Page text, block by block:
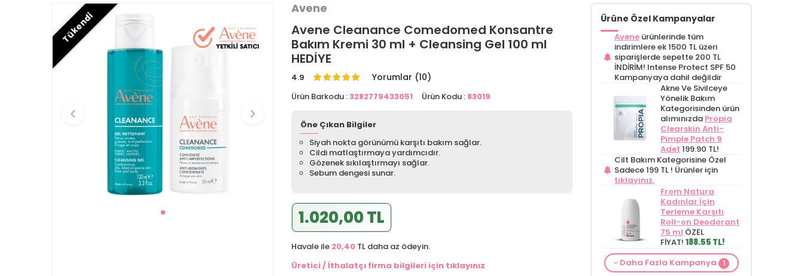
Tükendi
Avene
Avene Cleanance Comedomed Konsantre
Bakım Kremi 30 ml + Cleansing Gel 100 ml
HEDİYE
4.9 Yorumlar (10)
Ürün Barkodu :3282779433051 Ürün Kodu : 83019
Öne Çıkan Bilgiler
Siyah nokta görünümü karşıtı bakım sağlar.
Cildi matlaştırmaya yardımcıdır.
Gözenek sıkılaştırmayı sağlar.
Sebum dengesi sunar.
1.020,00 TL
Havale ile 20,40 TL daha az ödeyin.
Üretici / İthalatçı firma bilgileri için tıklayınız
Ürüne Özel Kampanyalar
Avene ürünlerinde tüm
indirimlere ek 1500 TL üzeri
siparişlerde sepette 200 TL
İNDİRİM! Intense Protect SPF 50
Kampanyaya dahil değildir
Akne Ve Sivilceye
Yönelik Bakım
Kategorisinden ürün
alımınızda Propia
Clearskin Anti-
Pimple Patch 9
Adet 199.90 TL!
Cilt Bakım Kategorisine Özel
Sadece 199 TL ! Ürünler için
tıklayınız.
From Natura
Kadınlar İçin
Terleme Karşıtı
Roll-on Deodorant
75 ml ÖZEL
FİYAT! 188.55 TL!
Cilt Bakım ürünü
siparişinizde
Daha Fazla Kampanya 1